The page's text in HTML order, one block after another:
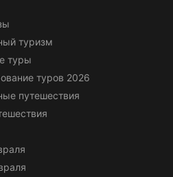
туризм
туры
туров 2026
путешествия